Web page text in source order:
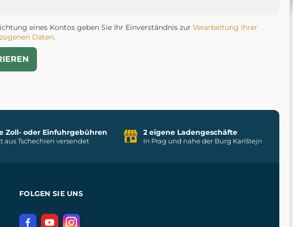
eines Kontos geben Sie Ihr Einverständnis zur Verarbeitung Ihrer
Daten.
Zoll- oder Einfuhrgebühren
aus Tschechien versendet
2 eigene Ladengeschäfte
In Prag und nahe der Burg Karlštejn
FOLGEN SIE UNS